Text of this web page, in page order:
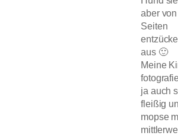
aber
Seiten
aus 🙂
Meine
ja auch
fleißig
mopse